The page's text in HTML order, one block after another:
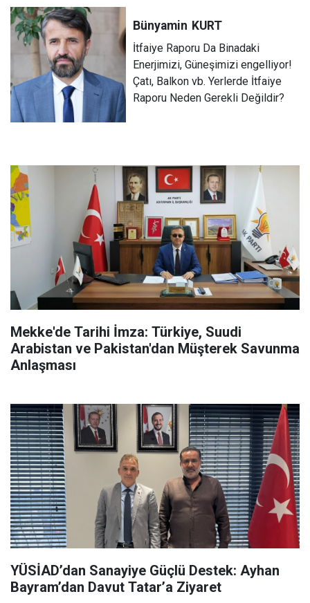
Bünyamin KURT
İtfaiye Raporu Da Binadaki
Enerjimizi, Güneşimizi engelliyor!
Çatı, Balkon vb. Yerlerde İtfaiye
Raporu Neden Gerekli Değildir?
Mekke'de Tarihi İmza: Türkiye, Suudi
Arabistan ve Pakistan'dan Müşterek Savunma
Anlaşması
YÜSİAD’dan Sanayiye Güçlü Destek: Ayhan
Bayram’dan Davut Tatar’a Ziyaret